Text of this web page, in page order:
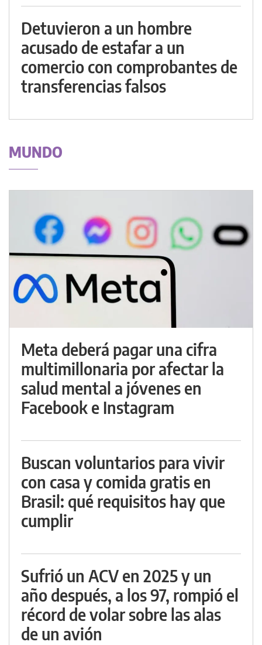
Detuvieron a un hombre
acusado de estafar a un
comercio con comprobantes de
transferencias falsos
MUNDO
Meta deberá pagar una cifra
multimillonaria por afectar la
salud mental a jóvenes en
Facebook e Instagram
Buscan voluntarios para vivir
con casa y comida gratis en
Brasil: qué requisitos hay que
cumplir
Sufrió un ACV en 2025 y un
año después, a los 97, rompió el
récord de volar sobre las alas
de un avión